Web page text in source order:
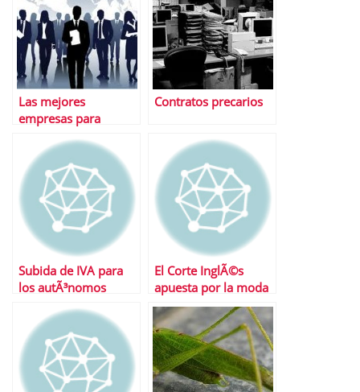
Las mejores
empresas para
Contratos precarios
Subida de IVA para
los autÃ³nomos
El Corte InglÃ©s
apuesta por la moda
online